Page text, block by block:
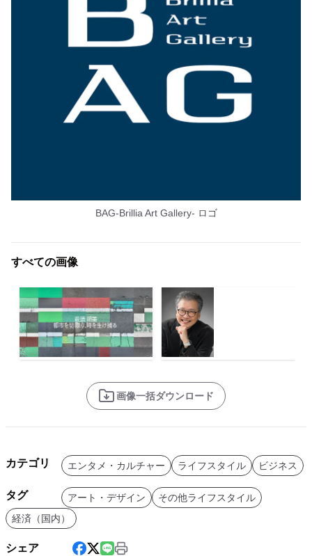
BAG-Brillia Art Gallery- ロゴ
すべての画像
画像一括ダウンロード
カテゴリ エンタメ・カルチャー ライフスタイル ビジネス
タグ アート・デザイン
その他ライフスタイル
経済（国内）
シェア